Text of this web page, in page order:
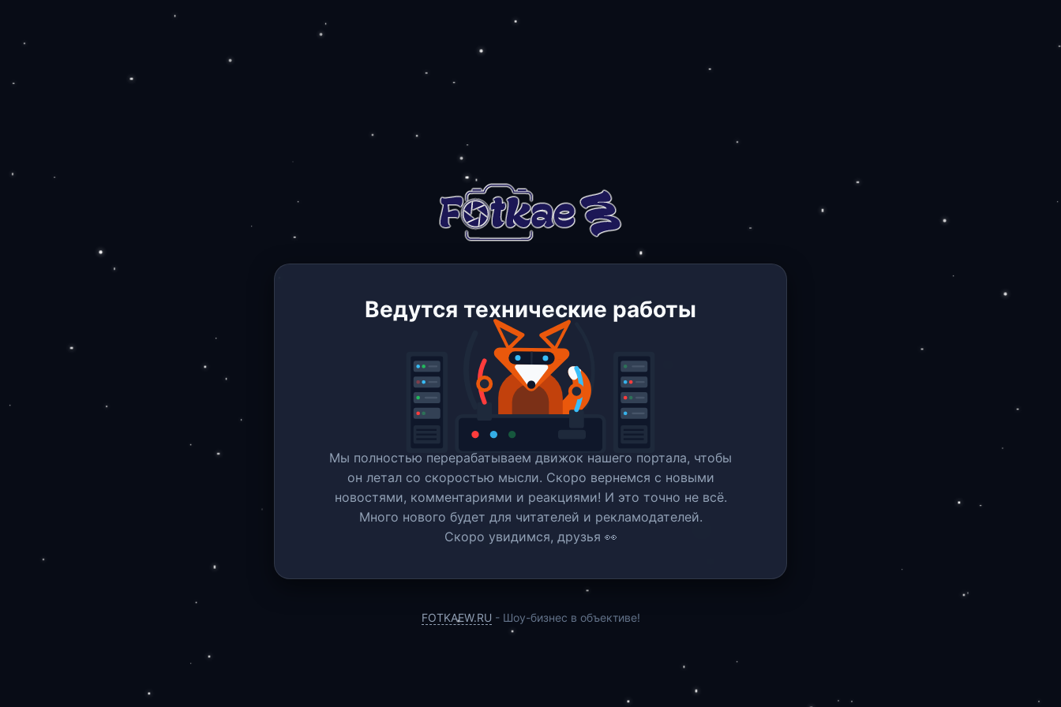
Ведутся технические работы
Мы полностью перерабатываем движок нашего портала, чтобы
он летал со скоростью мысли. Скоро вернемся c новыми
новостями, комментариями и реакциями! И это точно не всё.
Много нового будет для читателей и рекламодателей.
Скоро увидимся, друзья 👀
FOTKAEW.RU - Шоу-бизнес в объективе!